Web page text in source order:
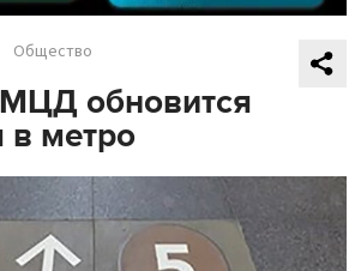
Общество
МЦД обновится
в метро